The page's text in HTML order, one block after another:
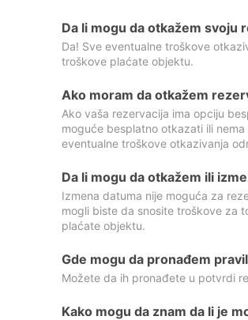
Da li mogu da otkažem svoju
Da! Sve eventualne troškove
troškove plaćate objektu.
Ako moram da otkažem
Ako vaša rezervacija ima opciju
moguće besplatno otkazati ili
eventualne troškove otkazivanja
Da li mogu da otkažem ili
Izmena datuma nije moguća za
mogli biste da snosite troškove za
plaćate objektu.
Gde mogu da pronađem
Možete da ih pronađete u potvrdi
Kako mogu da znam da li je